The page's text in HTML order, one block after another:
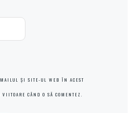
ȘI SITE-UL WEB ÎN ACEST
CÂND O SĂ COMENTEZ.